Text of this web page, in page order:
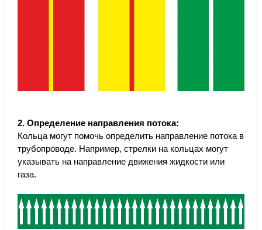
2. Определение направления потока:
Кольца могут помочь определить направление потока в
трубопроводе. Например, стрелки на кольцах могут
указывать на направление движения жидкости или
газа.